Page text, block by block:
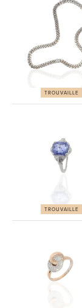
TROUVAILLE
TROUVAILLE